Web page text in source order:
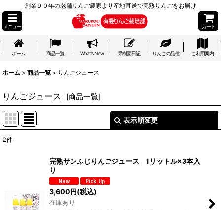
創業９０年の老舗りんご農家より産地直送で完熟りんごをお届け
メニュー カート
ホーム 商品一覧 What's New 果樹園日記 りんごの品種 ご利用案内
ホーム > 商品一覧 > りんごジュース
りんごジュース [商品一覧]
表示順変更
2件
完熟サンふじりんごジュース 1リットル×3本入
り
3,600円(税込)
在庫あり